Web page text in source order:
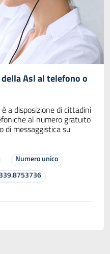
Asl al telefono o
a disposizione di cittadini
al numero gratuito
di messaggistica su
Numero unico